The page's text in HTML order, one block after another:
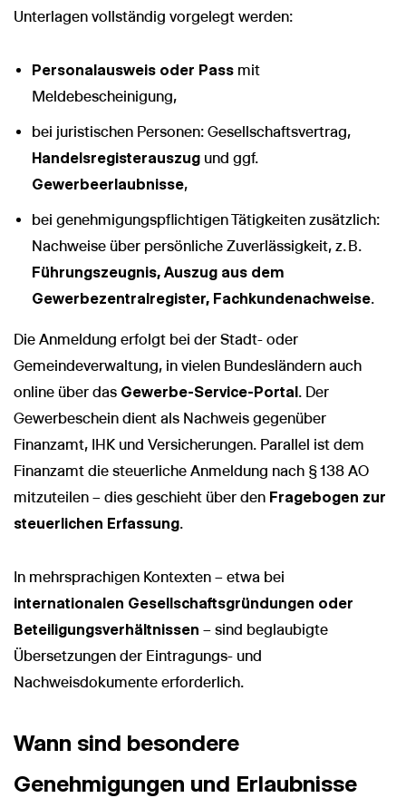
Unterlagen vollständig vorgelegt werden:
Personalausweis oder Pass mit
Meldebescheinigung,
bei juristischen Personen: Gesellschaftsvertrag,
Handelsregisterauszug und ggf.
Gewerbeerlaubnisse,
bei genehmigungspflichtigen Tätigkeiten zusätzlich:
Nachweise über persönliche Zuverlässigkeit, z. B.
Führungszeugnis, Auszug aus dem
Gewerbezentralregister, Fachkundenachweise.
Die Anmeldung erfolgt bei der Stadt- oder
Gemeindeverwaltung, in vielen Bundesländern auch
online über das Gewerbe-Service-Portal. Der
Gewerbeschein dient als Nachweis gegenüber
Finanzamt, IHK und Versicherungen. Parallel ist dem
Finanzamt die steuerliche Anmeldung nach § 138 AO
mitzuteilen – dies geschieht über den Fragebogen zur
steuerlichen Erfassung.
In mehrsprachigen Kontexten – etwa bei
internationalen Gesellschaftsgründungen oder
Beteiligungsverhältnissen – sind beglaubigte
Übersetzungen der Eintragungs- und
Nachweisdokumente erforderlich.
Wann sind besondere
Genehmigungen und Erlaubnisse